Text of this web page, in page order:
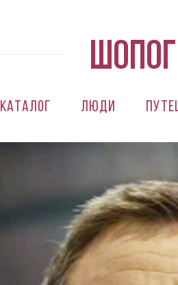
Каталог Люди